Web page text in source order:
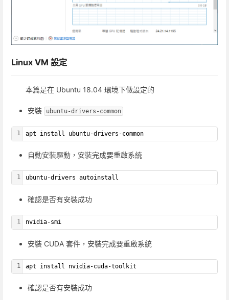
Linux VM 設定
本篇是在 Ubuntu 18.04 環境下做設定的
安裝 ubuntu-drivers-common
1 apt install ubuntu-drivers-common
自動安裝驅動，安裝完成要重啟系統
1 ubuntu-drivers autoinstall
確認是否有安裝成功
1 nvidia-smi
安裝 CUDA 套件，安裝完成要重啟系統
1 apt install nvidia-cuda-toolkit
確認是否有安裝成功